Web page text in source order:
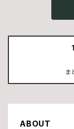
ま
ABOUT